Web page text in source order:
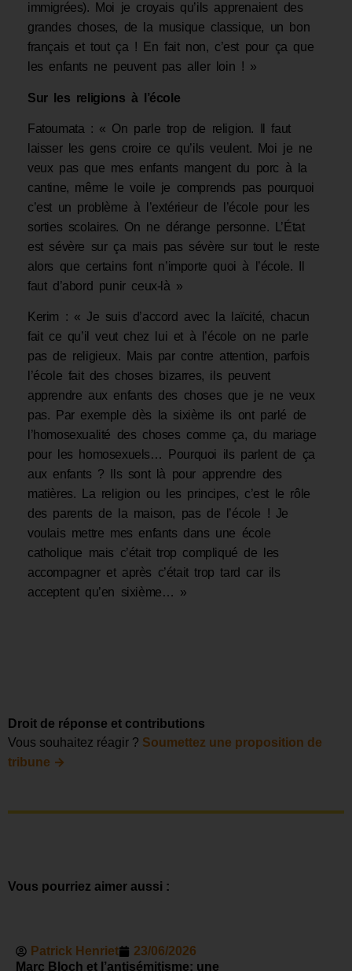
immigrées). Moi je croyais qu’ils apprenaient des
grandes choses, de la musique classique, un bon
français et tout ça ! En fait non, c’est pour ça que
les enfants ne peuvent pas aller loin ! »
Sur les religions à l’école
Fatoumata : « On parle trop de religion. Il faut
laisser les gens croire ce qu’ils veulent. Moi je ne
veux pas que mes enfants mangent du porc à la
cantine, même le voile je comprends pas pourquoi
c’est un problème à l’extérieur de l’école pour les
sorties scolaires. On ne dérange personne. L’État
est sévère sur ça mais pas sévère sur tout le reste
alors que certains font n’importe quoi à l’école. Il
faut d’abord punir ceux-là »
Kerim : « Je suis d’accord avec la laïcité, chacun
fait ce qu’il veut chez lui et à l’école on ne parle
pas de religieux. Mais par contre attention, parfois
l’école fait des choses bizarres, ils peuvent
apprendre aux enfants des choses que je ne veux
pas. Par exemple dès la sixième ils ont parlé de
l’homosexualité des choses comme ça, du mariage
pour les homosexuels… Pourquoi ils parlent de ça
aux enfants ? Ils sont là pour apprendre des
matières. La religion ou les principes, c’est le rôle
des parents de la maison, pas de l’école ! Je
voulais mettre mes enfants dans une école
catholique mais c’était trop compliqué de les
accompagner et après c’était trop tard car ils
acceptent qu’en sixième… »
Droit de réponse et contributions
Vous souhaitez réagir ? Soumettez une proposition de
tribune →
Vous pourriez aimer aussi :
Patrick Henriet
23/06/2026
Marc Bloch et l’antisémitisme: une